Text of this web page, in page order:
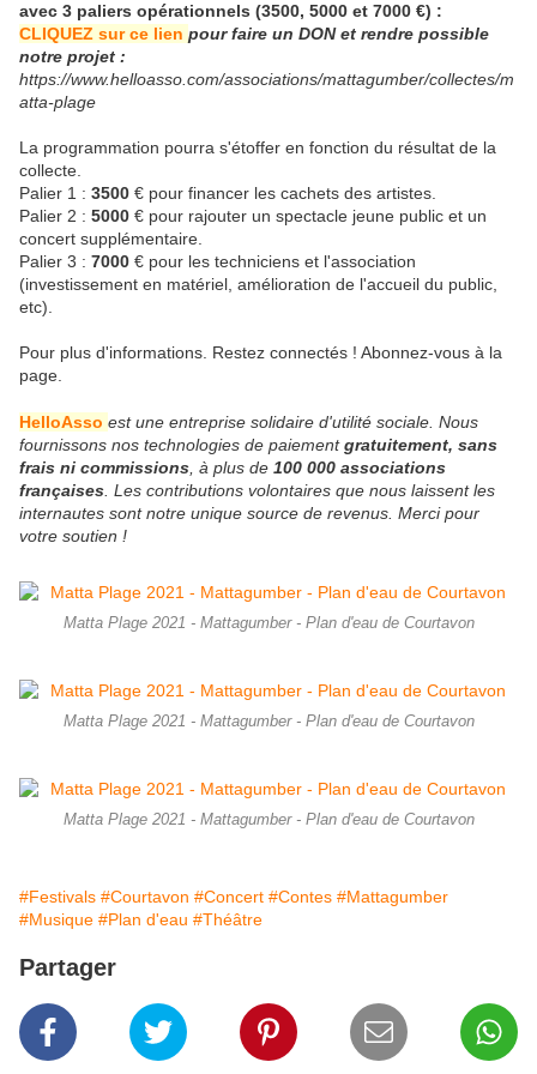
avec 3 paliers opérationnels (3500, 5000 et 7000 €) :
CLIQUEZ sur ce lien pour faire un DON et rendre possible
notre projet :
https://www.helloasso.com/associations/mattagumber/collectes/m
atta-plage
La programmation pourra s'étoffer en fonction du résultat de la
collecte.
Palier 1 : 3500 € pour financer les cachets des artistes.
Palier 2 : 5000 € pour rajouter un spectacle jeune public et un
concert supplémentaire.
Palier 3 : 7000 € pour les techniciens et l'association
(investissement en matériel, amélioration de l'accueil du public,
etc).
Pour plus d'informations. Restez connectés ! Abonnez-vous à la
page.
HelloAsso est une entreprise solidaire d'utilité sociale. Nous
fournissons nos technologies de paiementgratuitement, sans
frais ni commissions , à plus de 100 000 associations
françaises . Les contributions volontaires que nous laissent les
internautes sont notre unique source de revenus. Merci pour
votre soutien !
Matta Plage 2021 - Mattagumber - Plan d'eau de Courtavon
Matta Plage 2021 - Mattagumber - Plan d'eau de Courtavon
Matta Plage 2021 - Mattagumber - Plan d'eau de Courtavon
#Festivals #Courtavon #Concert #Contes #Mattagumber
#Musique #Plan d'eau #Théâtre
Partager